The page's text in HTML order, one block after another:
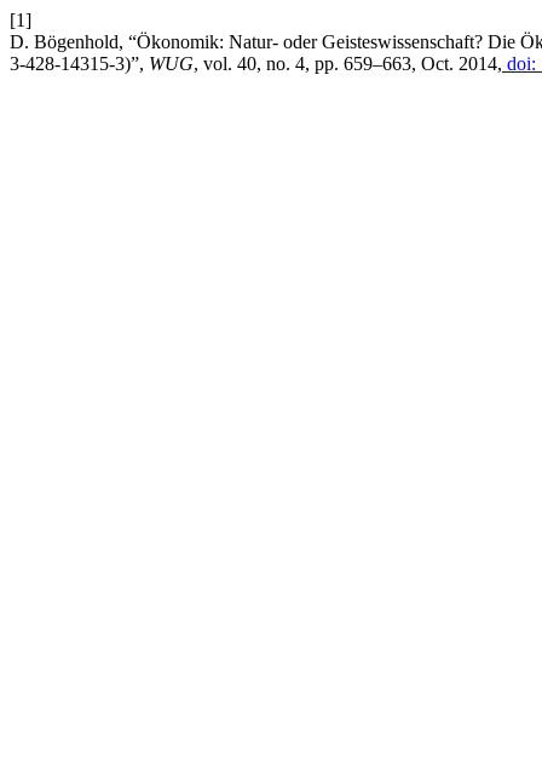
[1]
D. Bögenhold, “Ökonomik: Natur- oder Geisteswissenschaft? Die
3-428-14315-3)”, WUG, vol. 40, no. 4, pp. 659–663, Oct. 2014, doi: